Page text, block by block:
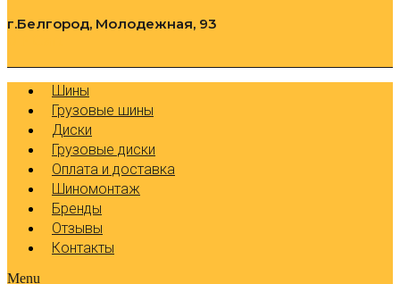
г.Белгород, Молодежная, 93
Шины
Грузовые шины
Диски
Грузовые диски
Оплата и доставка
Шиномонтаж
Бренды
Отзывы
Контакты
Menu